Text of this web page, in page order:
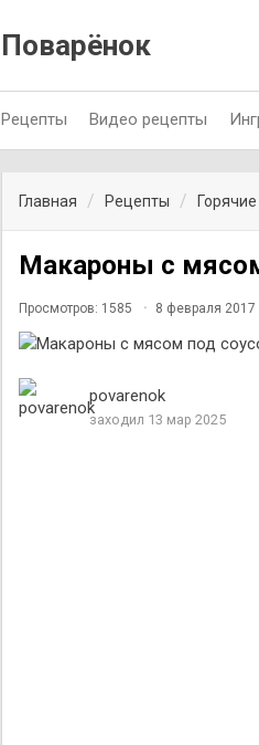
Поварёнок
Рецепты Видео рецепты
Главная Рецепты
Макароны с
Просмотров: 1585 8 февраля 2017
povarenok
заходил 13 мар 2025